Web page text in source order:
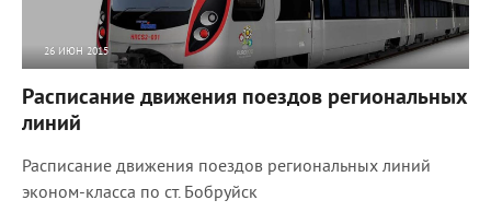
26 ИЮН 2015
Расписание движения поездов региональных
линий
Расписание движения поездов региональных линий
эконом-класса по ст. Бобруйск